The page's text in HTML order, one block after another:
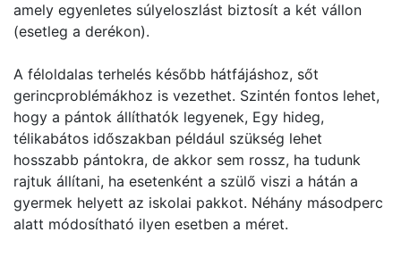
amely egyenletes súlyeloszlást biztosít a két vállon
(esetleg a derékon).
A féloldalas terhelés később hátfájáshoz, sőt
gerincproblémákhoz is vezethet. Szintén fontos lehet,
hogy a pántok állíthatók legyenek, Egy hideg,
télikabátos időszakban például szükség lehet
hosszabb pántokra, de akkor sem rossz, ha tudunk
rajtuk állítani, ha esetenként a szülő viszi a hátán a
gyermek helyett az iskolai pakkot. Néhány másodperc
alatt módosítható ilyen esetben a méret.